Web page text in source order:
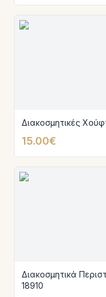
Διακοσμητικές
15.00€
Διακοσμητικά
18910